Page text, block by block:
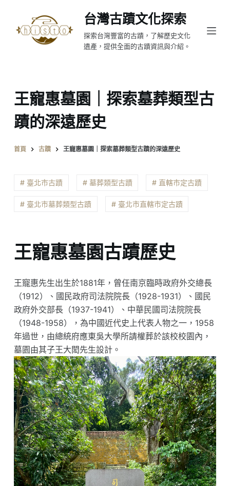
至
台灣古蹟文化探索
探索台灣豐富的古蹟，了解歷史文化
遺產，提供全面的古蹟資訊與介紹。
王寵惠墓園｜探索墓葬類型古
蹟的深遠歷史
首頁 古蹟 王寵惠墓園｜探索墓葬類型古蹟的深遠歷史
# 臺北市古蹟 # 墓葬類型古蹟 # 直轄市定古蹟
# 臺北市墓葬類型古蹟 # 臺北市直轄市定古蹟
王寵惠墓園古蹟歷史
王寵惠先生出生於1881年，曾任南京臨時政府外交總長
（1912）、國民政府司法院院長（1928-1931）、國民
政府外交部長（1937-1941）、中華民國司法院院長
（1948-1958），為中國近代史上代表人物之一，1958
年過世，由總統府應東吳大學所請權葬於該校校園內，
墓園由其子王大閎先生設計。